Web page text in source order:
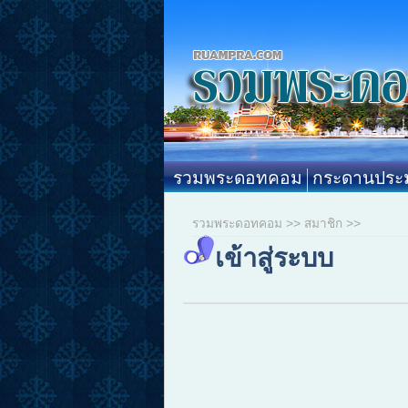
รวมพระดอทคอม กระดานปร
รวมพระดอทคอม >> สมาชิก >>
เข้าสู่ระบบ